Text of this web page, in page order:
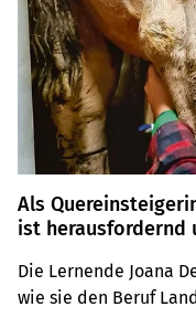
Als
ist herausfordernd
Die Lernende Joana
wie sie den Beruf